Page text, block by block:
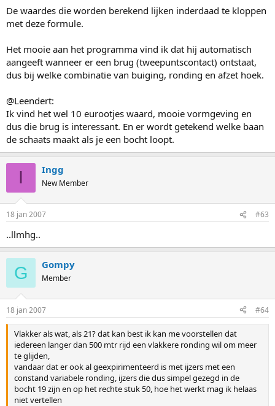
De waardes die worden berekend lijken inderdaad te kloppen
met deze formule.
Het mooie aan het programma vind ik dat hij automatisch
aangeeft wanneer er een brug (tweepuntscontact) ontstaat,
dus bij welke combinatie van buiging, ronding en afzet hoek.
@Leendert:
Ik vind het wel 10 eurootjes waard, mooie vormgeving en
dus die brug is interessant. En er wordt getekend welke baan
de schaats maakt als je een bocht loopt.
I Ingg
New Member
18 jan 2007 #63
..llmhg..
G Gompy
Member
18 jan 2007 #64
Vlakker als wat, als 21? dat kan best ik kan me voorstellen dat
iedereen langer dan 500 mtr rijd een vlakkere ronding wil om meer
te glijden,
vandaar dat er ook al geexpirimenteerd is met ijzers met een
constand variabele ronding, ijzers die dus simpel gezegd in de
bocht 19 zijn en op het rechte stuk 50, hoe het werkt mag ik helaas
niet vertellen